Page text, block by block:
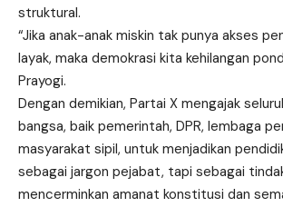
struktural.
“Jika anak-anak miskin tak punya akses
layak, maka demokrasi kita kehilangan
Prayogi.
Dengan demikian, Partai X mengajak
bangsa, baik pemerintah, DPR, lembaga
masyarakat sipil, untuk menjadikan
sebagai jargon pejabat, tapi sebagai
mencerminkan amanat konstitusi dan